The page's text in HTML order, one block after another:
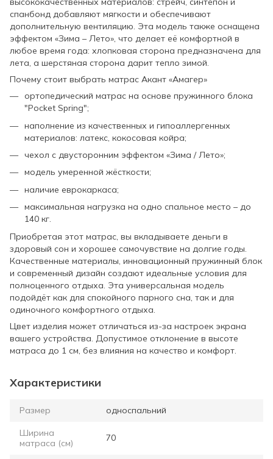
спанбонд добавляют мягкости и обеспечивают
дополнительную вентиляцию. Эта модель также оснащена
эффектом «Зима – Лето», что делает её комфортной в
любое время года: хлопковая сторона предназначена для
лета, а шерстяная сторона дарит тепло зимой.
Почему стоит выбрать матрас Акант «Амагер»
ортопедический матрас на основе пружинного блока
"Pocket Spring";
наполнение из качественных и гипоаллергенных
материалов: латекс, кокосовая койра;
чехол с двусторонним эффектом «Зима / Лето»;
модель умеренной жёсткости;
наличие еврокаркаса;
максимальная нагрузка на одно спальное место – до
140 кг.
Приобретая этот матрас, вы вкладываете деньги в
здоровый сон и хорошее самочувствие на долгие годы.
Качественные материалы, инновационный пружинный блок
и современный дизайн создают идеальные условия для
полноценного отдыха. Эта универсальная модель
подойдёт как для спокойного парного сна, так и для
одиночного комфортного отдыха.
Цвет изделия может отличаться из-за настроек экрана
вашего устройства. Допустимое отклонение в высоте
матраса до 1 см, без влияния на качество и комфорт.
Характеристики
Размер односпальний
Ширина
матраса (см)
70